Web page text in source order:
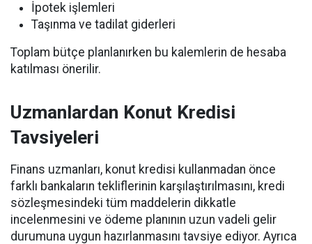
İpotek işlemleri
Taşınma ve tadilat giderleri
Toplam bütçe planlanırken bu kalemlerin de hesaba
katılması önerilir.
Uzmanlardan Konut Kredisi
Tavsiyeleri
Finans uzmanları, konut kredisi kullanmadan önce
farklı bankaların tekliflerinin karşılaştırılmasını, kredi
sözleşmesindeki tüm maddelerin dikkatle
incelenmesini ve ödeme planının uzun vadeli gelir
durumuna uygun hazırlanmasını tavsiye ediyor. Ayrıca